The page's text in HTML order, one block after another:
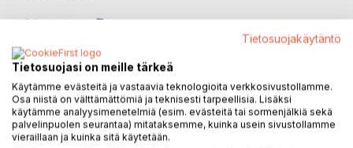
KUVAUS
Tietosuojakäytäntö
Tietosuojasi on meille tärkeä
Käytämme evästeitä ja vastaavia teknologioita verkkosivustollamme.
Osa niistä on välttämättömiä ja teknisesti tarpeellisia. Lisäksi
käytämme analyysimenetelmiä (esim. evästeitä tai sormenjälkiä sekä
palvelinpuolen seurantaa) mitataksemme, kuinka usein sivustollamme
vieraillaan ja kuinka sitä käytetään.